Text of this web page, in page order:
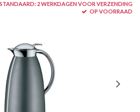
STANDAARD: 2 WERKDAGEN VOOR VERZENDING
OP VOORRAAD